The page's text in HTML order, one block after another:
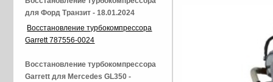
для Форд Транзит - 18.01.2024
Восстановление турбокомпрессора
Garrett 787556-0024
Восстановление турбокомпрессора
Garrett для Mercedes GL350 -